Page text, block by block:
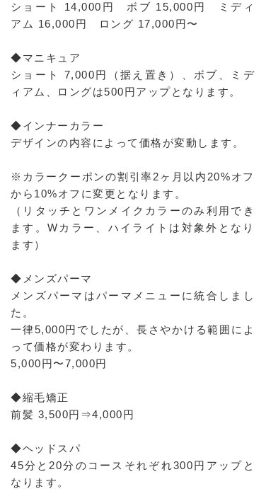
ショート 14,000円 ボブ 15,000円 ミディ
アム 16,000円 ロング 17,000円〜
◆マニキュア
ショート 7,000円（据え置き）、ボブ、ミデ
ィアム、ロングは500円アップとなります。
◆インナーカラー
デザインの内容によって価格が変動します。
※カラークーポンの割引率2ヶ月以内20%オフ
から10%オフに変更となります。
（リタッチとワンメイクカラーのみ利用でき
ます。Wカラー、ハイライトは対象外となり
ます）
◆メンズパーマ
メンズパーマはパーマメニューに統合しまし
た。
一律5,000円でしたが、長さやかける範囲によ
って価格が変わります。
5,000円〜7,000円
◆縮毛矯正
前髪 3,500円⇒4,000円
◆ヘッドスパ
45分と20分のコースそれぞれ300円アップと
なります。